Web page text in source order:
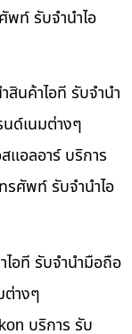
พท์ รับจำนำไอ
สินค้าไอที รับจำนำ
ด์เนมต่างๆ
แอลอาร์ บริการ
รศัพท์ รับจำนำไอ
อที รับจำนำมือถือ
ต่างๆ
บริการ รับ